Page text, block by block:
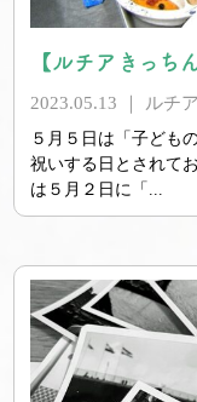
【ルチアきっ
2023.05.13 ｜ ルチ
５月５日は「子ども
祝いする日とされて
は５月２日に「...